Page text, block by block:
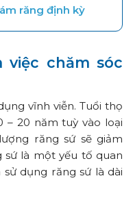
răng định kỳ
việc chăm sóc
vĩnh viễn. Tuổi thọ
– 20 năm tuỳ vào loại
răng sứ sẽ giảm
sứ là một yếu tố quan
dụng răng sứ là dài